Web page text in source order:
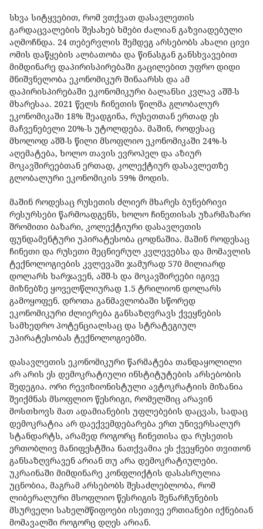
სხვა სიტყვებით, რომ ვთქვათ დასავლეთის
გარდაცვალების შესახებ ხმები ძალიან გაზვიადებული
აღმოჩნდა. 24 თებერვლის შემდეგ არსებობს ახალი ცივი
ომის დაწყების ალბათობა და წინასგან განსხვავებით
მიმდინარე დაპირისპირებაში გაცილებით უფრო დიდი
მნიშვნელობა ეკონომიკურ შინაარსს და ამ
დაპირისპირებაში ეკონომიკური ბალანსი კვლავ აშშ-ს
მხარესაა. 2021 წელს ჩინეთის წილმა გლობალურ
ეკონომიკაში 18% შეადგინა, რუსეთთან ერთად ეს
მაჩვენებელი 20%-ს უტოლდება. მაშინ, როდესაც
მხოლოდ აშშ-ს წილი მსოფლიო ეკონომიკაში 24%-ს
აღემატება, ხოლო თავის ევროპელ და აზიურ
მოკავშირეებთან ერთად, კოლექტიურ დასავლეთზე
გლობალური ეკონომიკის 59% მოდის.
მაშინ როდესაც რუსეთის ძლიერ მხარეს ბუნებრივი
რესურსები წარმოადგენს, ხოლო ჩინეთისას უზარმაზარი
შრომითი ბაზარი, კოლექტიური დასავლეთის
ფუნდამენტური უპირატესობა ცოდნაშია. მაშინ როდესაც
ჩინეთი და რუსეთი მეცნიერულ კვლევებსა და მომავლის
ტექნოლოგიების კვლევაში ჯამურად 570 მილიარდ
დოლარს ხარჯავენ, აშშ-ს და მოკავშირეები იგივე
მიზნებზე ყოველწლიურად 1.5 ტრილიონ დოლარს
გამოყოფენ. დროთა განმავლობაში სწორედ
ეკონომიკური ძლიერება განსაზღვრავს ქვეყნების
სამხედრო პოტენციალსაც და სტრატეგიულ
უპირატესობას ტექნოლოგიებში.
დასავლეთის ეკონომიკური წარმატება თანდაყოლილი
არ არის ეს დემოკრატიული ინსტიტუტების არსებობის
შედეგია. ორი რევიზიონისტული ავტოკრატიის მიზანია
შეიქმნას მსოფლიო წესრიგი, რომელშიც არავინ
მოსთხოვს მათ ადამიანების უფლებების დაცვას, სადაც
დემოკრატია არ დაექვემდებარება ერთ უნივერსალურ
სტანდარტს, არამედ როგორც ჩინეთისა და რუსეთის
ერთობლივ მანიფესტშია ნათქვამია ეს ქვეყნები თვითონ
განსაზღვრავენ არიან თუ არა დემოკრატიულები.
უკრაინაში მიმდინარე კონფლიქტის დასასრულია
უცნობია, მაგრამ არსებობს შესაძლებლობა, რომ
ლიბერალური მსოფლიო წესრიგის შენარჩუნების
მსურველი სახელმწიფოები ისეთივე ერთიანები იქნებიან
მომავალში როგორც დღეს არიან.